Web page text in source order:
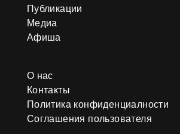
Публикации
Медиа
Афиша
О нас
Контакты
Политика конфиденциалности
Соглашения пользователя